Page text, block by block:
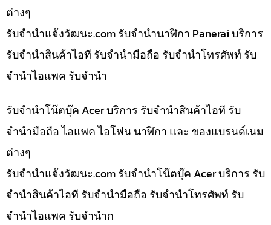
ต่างๆ
รับจํานําแจ้งวัฒนะ.com รับจำนำนาฬิกา Panerai บริการ
รับจำนำสินค้าไอที รับจำนำมือถือ รับจำนำโทรศัพท์ รับ
จำนำไอแพค รับจำนำ
รับจำนำโน๊ตบุ๊ค Acer บริการ รับจำนำสินค้าไอที รับ
จำนำมือถือ ไอแพค ไอโฟน นาฬิกา และ ของแบรนด์เนม
ต่างๆ
รับจํานําแจ้งวัฒนะ.com รับจำนำโน๊ตบุ๊ค Acer บริการ รับ
จำนำสินค้าไอที รับจำนำมือถือ รับจำนำโทรศัพท์ รับ
จำนำไอแพค รับจำนำก